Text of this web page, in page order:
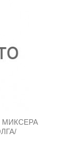
МИКСЕРА